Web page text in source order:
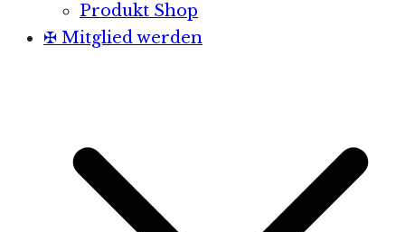
Produkt Shop
✠ Mitglied werden